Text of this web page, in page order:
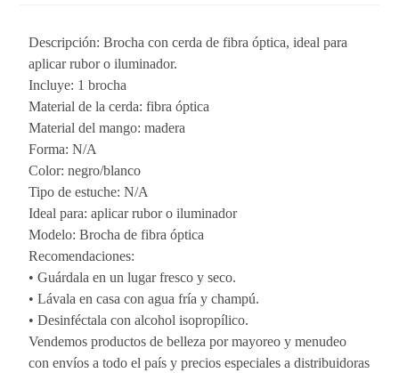
Descripción: Brocha con cerda de fibra óptica, ideal para
aplicar rubor o iluminador.
Incluye: 1 brocha
Material de la cerda: fibra óptica
Material del mango: madera
Forma: N/A
Color: negro/blanco
Tipo de estuche: N/A
Ideal para: aplicar rubor o iluminador
Modelo: Brocha de fibra óptica
Recomendaciones:
• Guárdala en un lugar fresco y seco.
• Lávala en casa con agua fría y champú.
• Desinféctala con alcohol isopropílico.
Vendemos productos de belleza por mayoreo y menudeo
con envíos a todo el país y precios especiales a distribuidoras